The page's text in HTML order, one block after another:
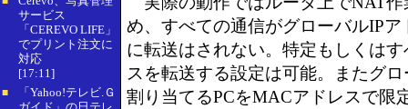
サービス
「CEREVO LIFE」
でプリント注文に
対応
[17:11]
■
「Yahoo!テレビ.Ｇ
め、すべての通信がグローバルIPア
に転送はされない。特定もしくは
スを転送する設定は可能。またグ
割り当てるPCをMACアドレスで限